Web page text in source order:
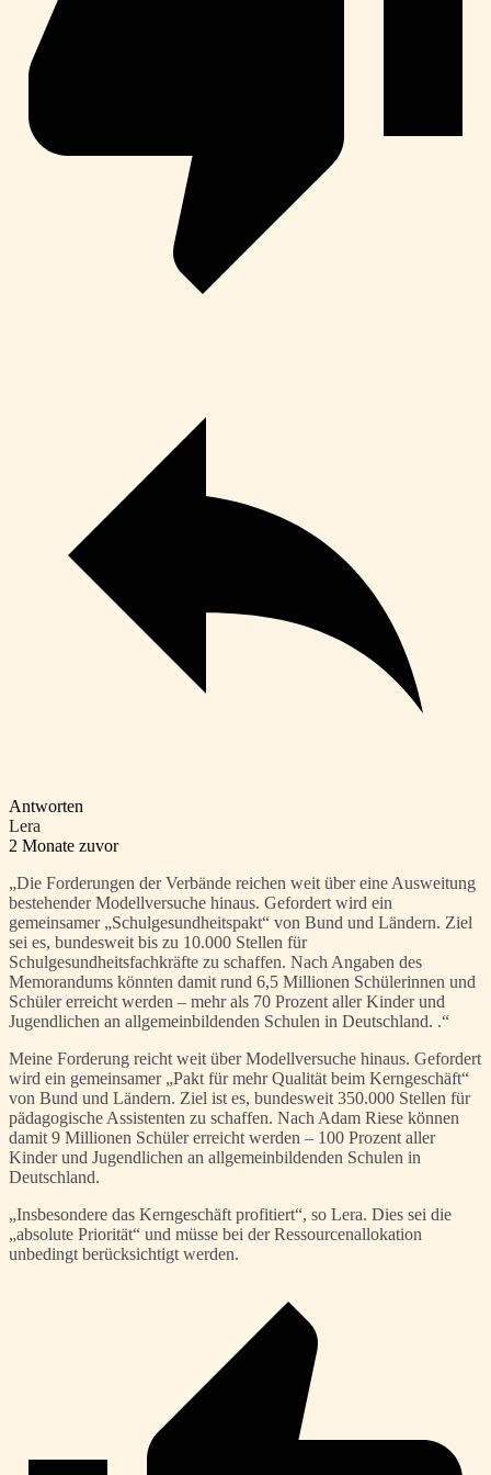
Antworten
Lera
2 Monate zuvor
„Die Forderungen der Verbände reichen weit über eine Ausweitung
bestehender Modellversuche hinaus. Gefordert wird ein
gemeinsamer „Schulgesundheitspakt“ von Bund und Ländern. Ziel
sei es, bundesweit bis zu 10.000 Stellen für
Schulgesundheitsfachkräfte zu schaffen. Nach Angaben des
Memorandums könnten damit rund 6,5 Millionen Schülerinnen und
Schüler erreicht werden – mehr als 70 Prozent aller Kinder und
Jugendlichen an allgemeinbildenden Schulen in Deutschland. .“
Meine Forderung reicht weit über Modellversuche hinaus. Gefordert
wird ein gemeinsamer „Pakt für mehr Qualität beim Kerngeschäft“
von Bund und Ländern. Ziel ist es, bundesweit 350.000 Stellen für
pädagogische Assistenten zu schaffen. Nach Adam Riese können
damit 9 Millionen Schüler erreicht werden – 100 Prozent aller
Kinder und Jugendlichen an allgemeinbildenden Schulen in
Deutschland.
„Insbesondere das Kerngeschäft profitiert“, so Lera. Dies sei die
„absolute Priorität“ und müsse bei der Ressourcenallokation
unbedingt berücksichtigt werden.